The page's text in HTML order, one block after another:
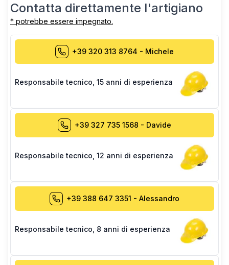
Contatta direttamente l'artigiano
* potrebbe essere impegnato.
+39 320 313 8764 - Michele
Responsabile tecnico 15 anni di esperienza
+39 327 735 1568 - Davide
Responsabile tecnico 12 anni di esperienza
+39 388 647 3351 - Alessandro
Responsabile tecnico 8 anni di esperienza